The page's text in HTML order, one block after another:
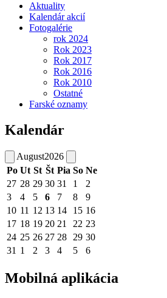
Aktuality
Kalendár akcií
Fotogalérie
rok 2024
Rok 2023
Rok 2017
Rok 2016
Rok 2010
Ostatné
Farské oznamy
Kalendár
August2026
Po Ut St Št Pia So Ne
27 28 29 30 31 1
2
3
4 5 6 7 8
9
10 11 12 13 14 15 16
17 18 19 20 21 22 23
24 25 26 27 28 29 30
31 1 2 3 4 5 6
Mobilná aplikácia